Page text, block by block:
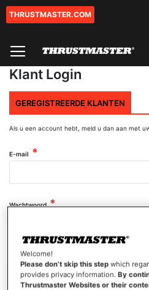
Ga
inhoud
THRUSTMASTER.COM
Klant Login
GEREGISTREERDE KLANTEN
Als u een account hebt, meld u dan aan met
E-mail
Wachtwoord
Wachtwoord tonen
Welcome!
Please don’t skip this step which
provides privacy information.By
Thrustmaster Websites or their